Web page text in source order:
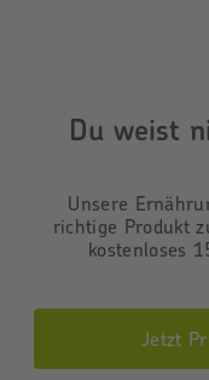
Du weist
Unsere
richtige Produkt
kostenloses
Jetzt